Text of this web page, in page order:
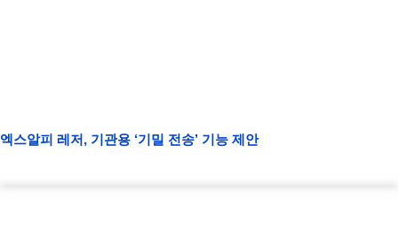
엑스알피 레저, 기관용 ‘기밀 전송’ 기능 제안